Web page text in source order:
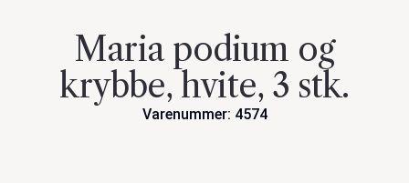
Maria podium og
krybbe, hvite, 3 stk.
Varenummer: 4574